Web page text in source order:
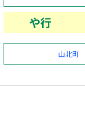
や行
山北町